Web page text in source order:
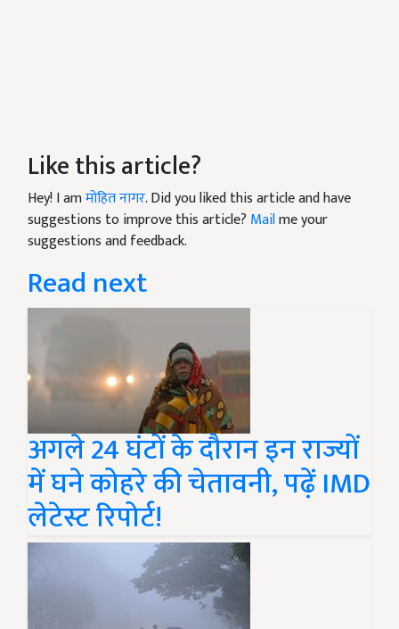
Like this article?
Hey! I amमोहित नागर. Did you liked this article and have
suggestions to improve this article? Mailme your
suggestions and feedback.
Read next
अगले 24 घंटों के दौरान इन राज्यों
में घने कोहरे की चेतावनी, पढ़ें IMD
लेटेस्ट रिपोर्ट!